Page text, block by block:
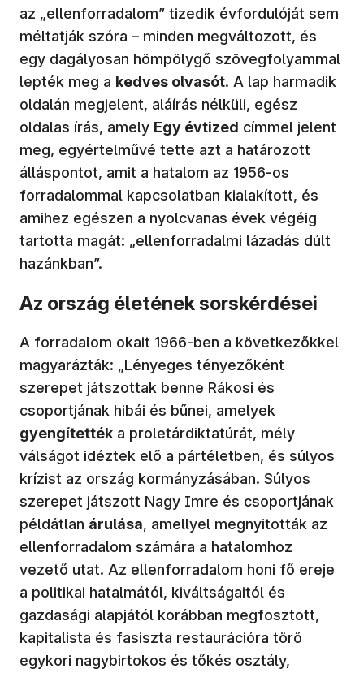
az „ellenforradalom” tizedik évfordulóját sem
méltatják szóra – minden megváltozott, és
egy dagályosan hömpölygő szövegfolyammal
lepték meg a kedves olvasót. A lap harmadik
oldalán megjelent, aláírás nélküli, egész
oldalas írás, amely Egy évtized címmel jelent
meg, egyértelművé tette azt a határozott
álláspontot, amit a hatalom az 1956-os
forradalommal kapcsolatban kialakított, és
amihez egészen a nyolcvanas évek végéig
tartotta magát: „ellenforradalmi lázadás dúlt
hazánkban”.
Az ország életének sorskérdései
A forradalom okait 1966-ben a következőkkel
magyarázták: „Lényeges tényezőként
szerepet játszottak benne Rákosi és
csoportjának hibái és bűnei, amelyek
gyengítették a proletárdiktatúrát, mély
válságot idéztek elő a pártéletben, és súlyos
krízist az ország kormányzásában. Súlyos
szerepet játszott Nagy Imre és csoportjának
példátlan árulása, amellyel megnyitották az
ellenforradalom számára a hatalomhoz
vezető utat. Az ellenforradalom honi fő ereje
a politikai hatalmától, kiváltságaitól és
gazdasági alapjától korábban megfosztott,
kapitalista és fasiszta restaurációra törő
egykori nagybirtokos és tőkés osztály,